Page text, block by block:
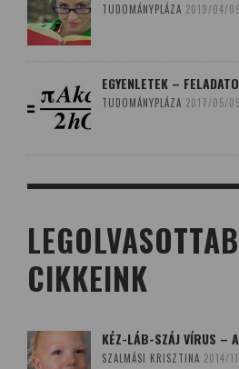
TUDOMÁNYPLÁZA 2019/04/09
EGYENLETEK –
TUDOMÁNYPLÁZA 2017/05/05
CIKKEINK
KÉZ-LÁB-SZÁJ VÍRUS –
SZALMÁSI KRISZTINA 2014/